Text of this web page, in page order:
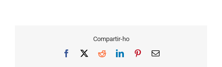
Compartir-ho
Facebook RedditLinkedInPinterestEmail